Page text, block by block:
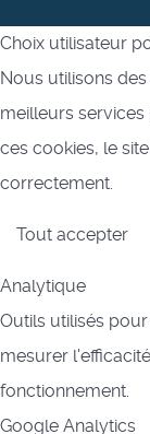
Choix utilisateur
Nous utilisons
meilleurs services
ces cookies, le
correctement.
Tout accepter
Analytique
Outils utilisés
mesurer
fonctionnement.
Google Analytics